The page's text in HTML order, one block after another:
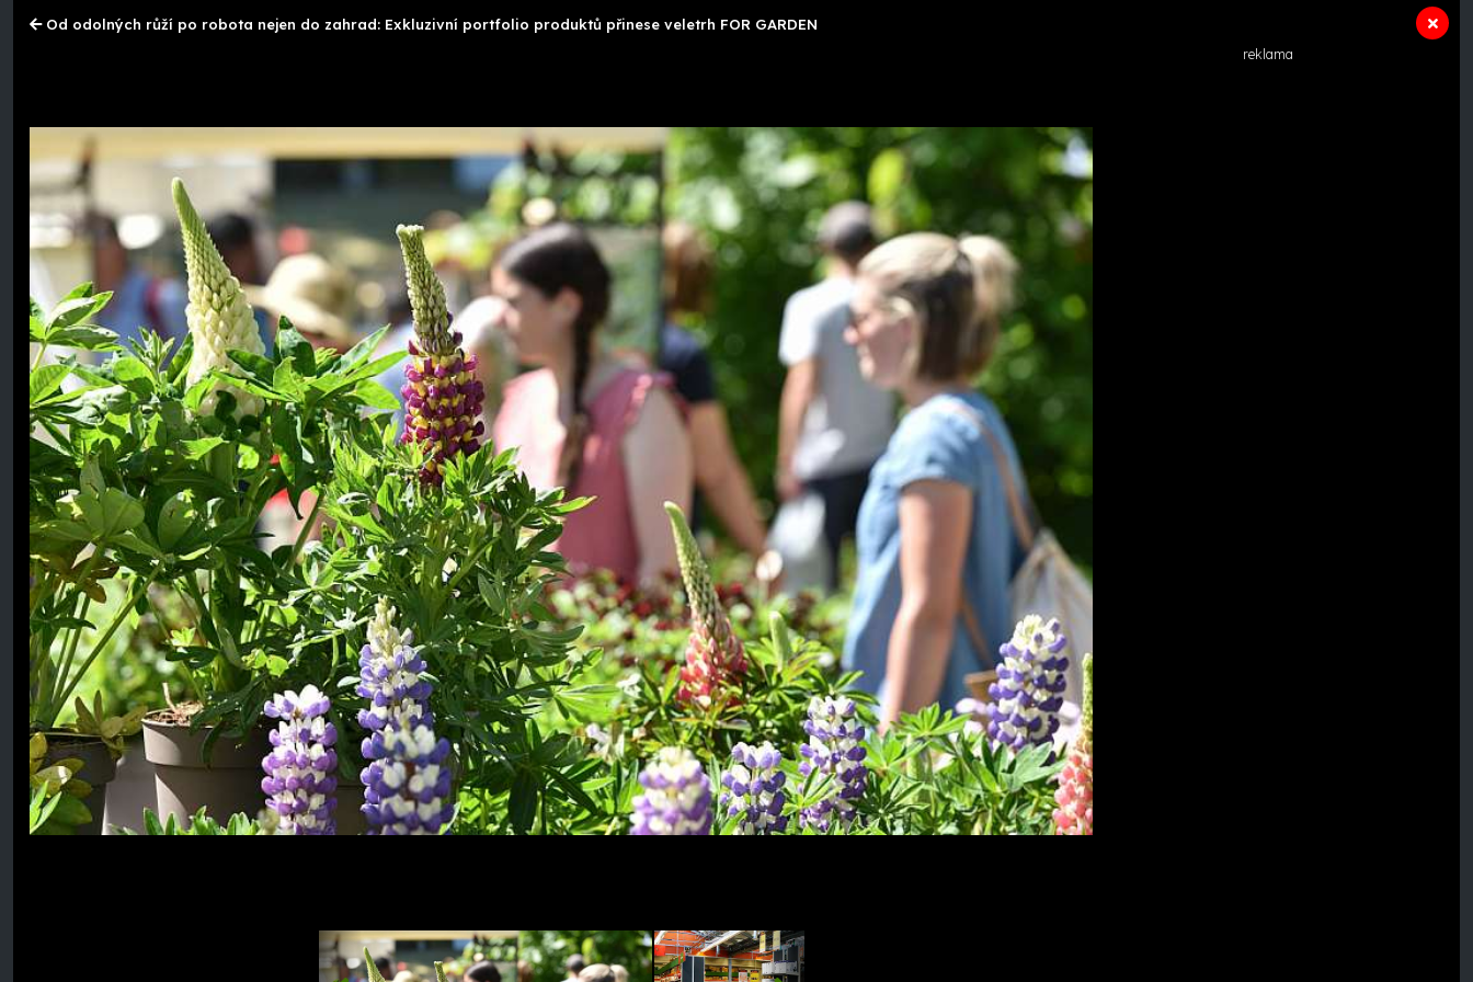
Od odolných růží po robota nejen do zahrad: Exkluzivní portfolio produktů přinese veletrh FOR GARDEN
reklama